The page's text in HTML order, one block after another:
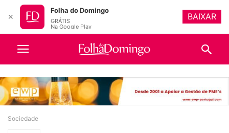
Sociedade
✕
Folha do Domingo
GRÁTIS
Na Google Play
BAIXAR